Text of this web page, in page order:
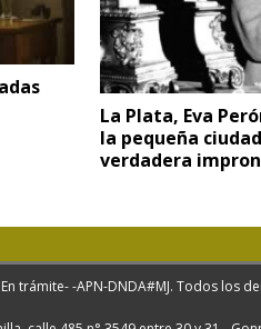
La Plata, Eva
la pequeña
verdadera
trámite- -APN-DNDA#MJ. Todos los